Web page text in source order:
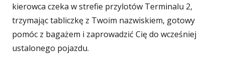
kierowca czeka w strefie przylotów Terminalu 2,
trzymając tabliczkę z Twoim nazwiskiem, gotowy
pomóc z bagażem i zaprowadzić Cię do wcześniej
ustalonego pojazdu.